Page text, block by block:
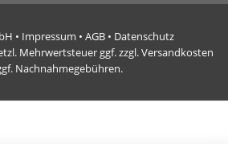
• Impressum • AGB • Datenschutz
Mehrwertsteuer ggf. zzgl. Versandkosten
Nachnahmegebühren.